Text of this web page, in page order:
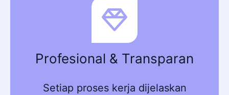
Profesional & Transparan
Setiap proses kerja dijelaskan